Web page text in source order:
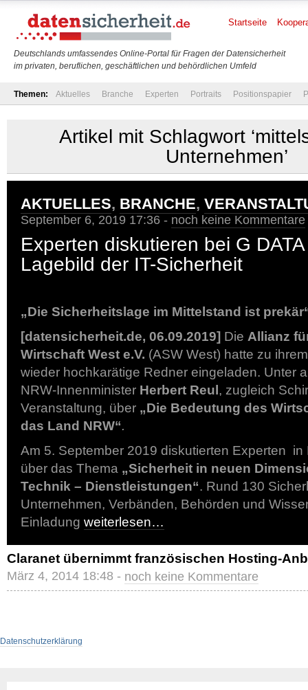
Deutschlands umfassendes Online-Portal für Fragen der Datensicherheit
im privaten, beruflichen, geschäftlichen und behördlichen Umfeld
Startseite
Themen: Aktuelles Branche Experten Portraits Positionspapier
Artikel mit Schlagwort
Unternehmen’
AKTUELLES, BRANCHE,
September 6, 2019 17:36 - noch keine Kommentare
Experten diskutieren bei G
Lagebild der IT-Sicherheit
„Die Sicherheitslage im Mittelstand ist
[datensicherheit.de, 06.09.2019] Die Allianz
Wirtschaft West e.V. (ASW West) hatte zu
wieder hochkarätige Redner eingeladen. Unter
NRW-Innenminister Herbert Reul , zugleich
Veranstaltung, über „Die Bedeutung des
das Land NRW“.
Am 5. September 2019 diskutierten Experten
über das Thema „Sicherheit in neuen
Technik – Dienstleistungen“. Rund 130
Unternehmen, Verbänden, Behörden und
Einladung weiterlesen…
Claranet übernimmt französischen Hosting-
März 4, 2014 18:48 - noch keine Kommentare
Datenschutzerklärung